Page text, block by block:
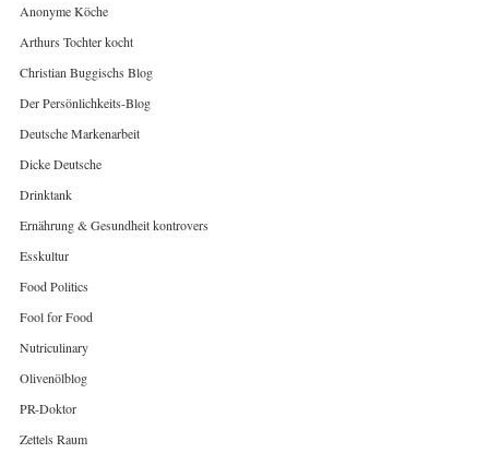
Anonyme Köche
Arthurs Tochter kocht
Christian Buggischs Blog
Der Persönlichkeits-Blog
Deutsche Markenarbeit
Dicke Deutsche
Drinktank
Ernährung & Gesundheit kontrovers
Esskultur
Food Politics
Fool for Food
Nutriculinary
Olivenölblog
PR-Doktor
Zettels Raum